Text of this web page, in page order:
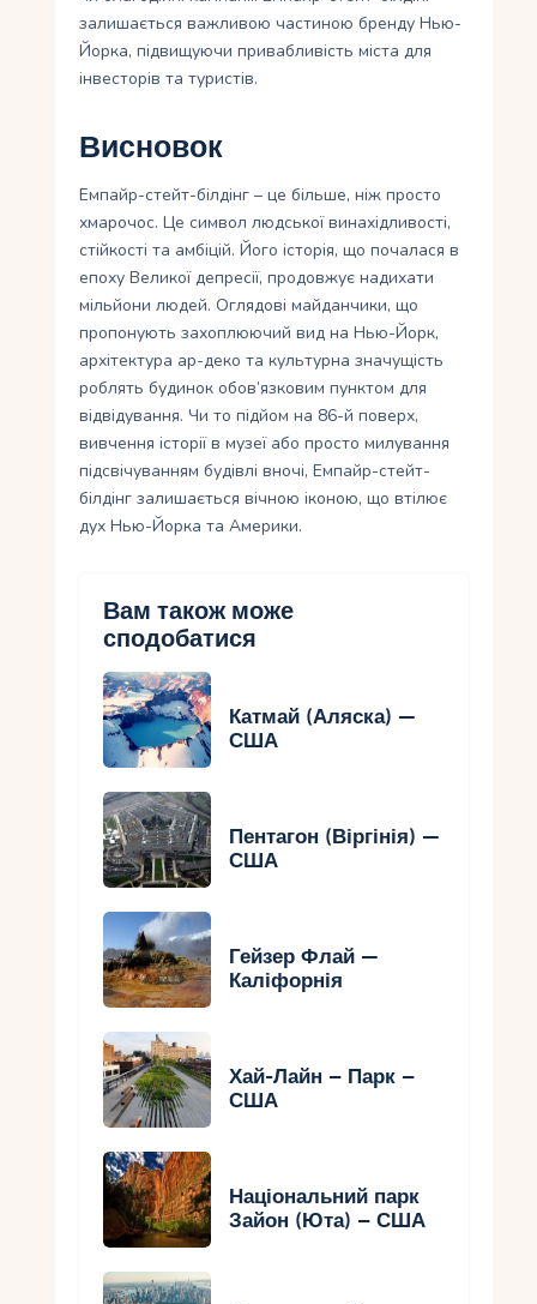
залишається важливою частиною бренду Нью-
Йорка, підвищуючи привабливість міста для
інвесторів та туристів.
Висновок
Емпайр-стейт-білдінг – це більше, ніж просто
хмарочос. Це символ людської винахідливості,
стійкості та амбіцій. Його історія, що почалася в
епоху Великої депресії, продовжує надихати
мільйони людей. Оглядові майданчики, що
пропонують захоплюючий вид на Нью-Йорк,
архітектура ар-деко та культурна значущість
роблять будинок обов’язковим пунктом для
відвідування. Чи то підйом на 86-й поверх,
вивчення історії в музеї або просто милування
підсвічуванням будівлі вночі, Емпайр-стейт-
білдінг залишається вічною іконою, що втілює
дух Нью-Йорка та Америки.
Вам також може
сподобатися
Катмай (Аляска) —
США
Пентагон (Віргінія) —
США
Гейзер Флай —
Каліфорнія
Хай-Лайн – Парк –
США
Національний парк
Зайон (Юта) – США